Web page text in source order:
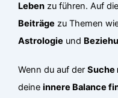
Leben zu führen. Auf
Beiträge zu Themen
Astrologie und
Wenn du auf derSuche
deineinnere Balance